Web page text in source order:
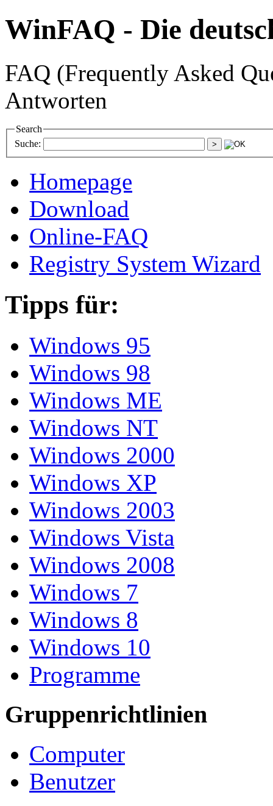
WinFAQ - Die
FAQ (Frequently Asked
Antworten
Search
Suche:
Homepage
Download
Online-FAQ
Registry System Wizard
Tipps für:
Windows 95
Windows 98
Windows ME
Windows NT
Windows 2000
Windows XP
Windows 2003
Windows Vista
Windows 2008
Windows 7
Windows 8
Windows 10
Programme
Gruppenrichtlinien
Computer
Benutzer